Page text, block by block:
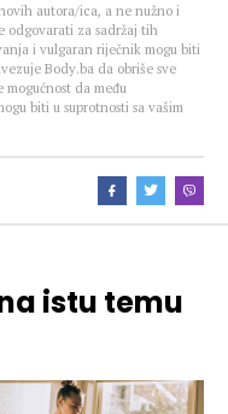
autora/ica, a ne nužno i
odgovarati za sadržaj tih
i vulgaran riječnik mogu biti
Body.ba da obriše sve
da među
biti u suprotnosti sa vašim
istu temu